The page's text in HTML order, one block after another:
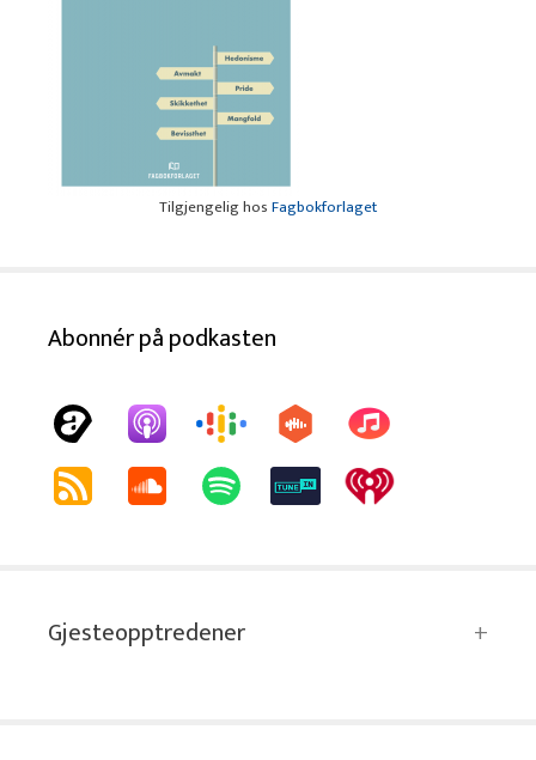
Tilgjengelig hosFagbokforlaget
Abonnér på podkasten
Gjesteopptredener